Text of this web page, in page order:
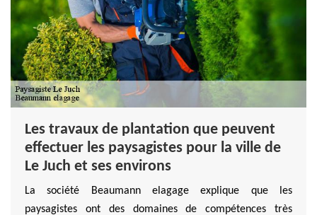
Les travaux de plantation que peuvent
effectuer les paysagistes pour la ville de
Le Juch et ses environs
La société Beaumann elagage explique que les
paysagistes ont des domaines de compétences très